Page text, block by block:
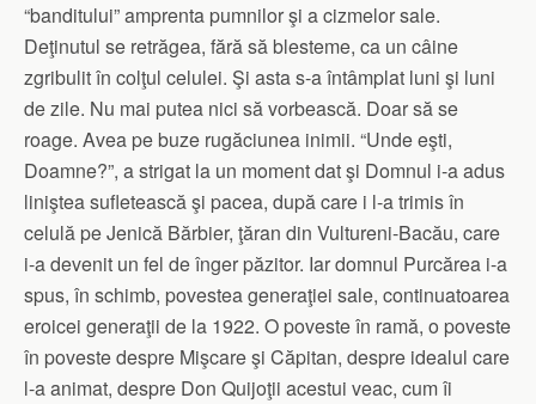
“banditului” amprenta pumnilor şi a cizmelor sale.
Deţinutul se retrăgea, fără să blesteme, ca un câine
zgribulit în colţul celulei. Şi asta s-a întâmplat luni şi luni
de zile. Nu mai putea nici să vorbească. Doar să se
roage. Avea pe buze rugăciunea inimii. “Unde eşti,
Doamne?”, a strigat la un moment dat şi Domnul i-a adus
liniştea sufletească şi pacea, după care i l-a trimis în
celulă pe Jenică Bărbier, ţăran din Vultureni-Bacău, care
i-a devenit un fel de înger păzitor. Iar domnul Purcărea i-a
spus, în schimb, povestea generaţiei sale, continuatoarea
eroicei generaţii de la 1922. O poveste în ramă, o poveste
în poveste despre Mişcare şi Căpitan, despre idealul care
l-a animat, despre Don Quijoţii acestui veac, cum îi